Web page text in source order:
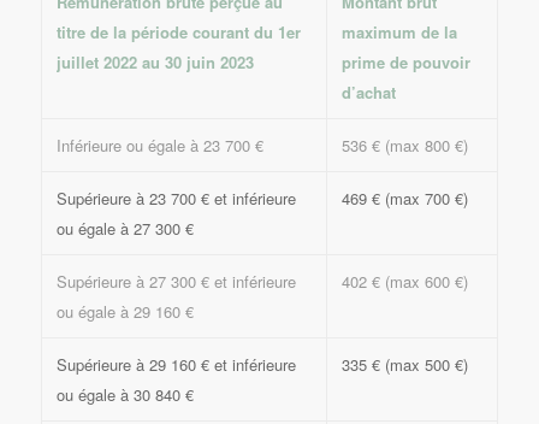
titre de la période courant du 1er
juillet 2022 au 30 juin 2023
maximum de la
prime de pouvoir
d’achat
Inférieure ou égale à 23 700 € 536 € (max 800 €)
Supérieure à 23 700 € et inférieure
ou égale à 27 300 €
469 € (max 700 €)
Supérieure à 27 300 € et inférieure
ou égale à 29 160 €
402 € (max 600 €)
Supérieure à 29 160 € et inférieure
ou égale à 30 840 €
335 € (max 500 €)